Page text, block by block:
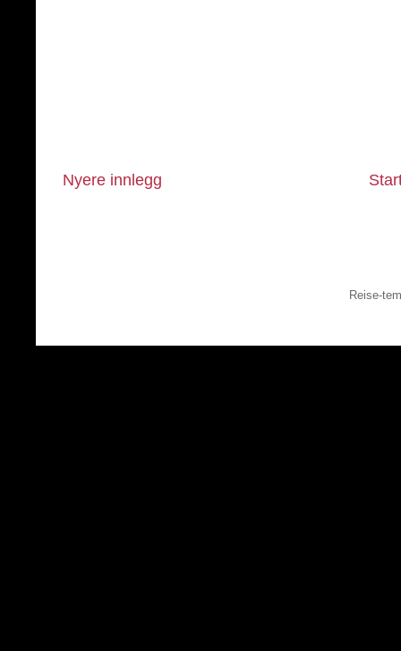
Nyere innlegg
Reise-